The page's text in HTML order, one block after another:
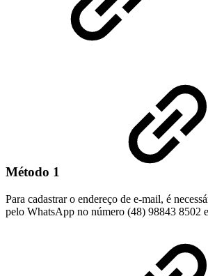
Método 1
Para cadastrar o endereço de e-mail, é
pelo WhatsApp no número (48) 98843 8502